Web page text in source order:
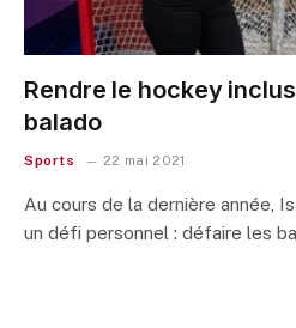
Rendre le hockey
balado
Sports 22 mai 2021
Au cours de la dernière année,
un défi personnel : défaire les